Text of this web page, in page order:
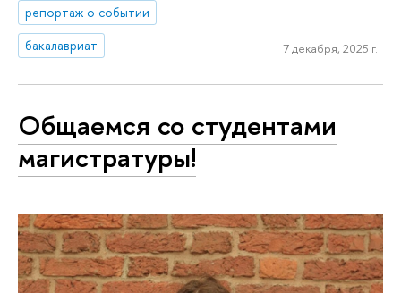
репортаж о событии
бакалавриат
7 декабря, 2025 г.
Общаемся со студентами
магистратуры!